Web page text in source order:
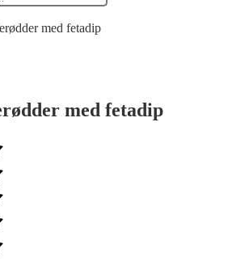
med fetadip